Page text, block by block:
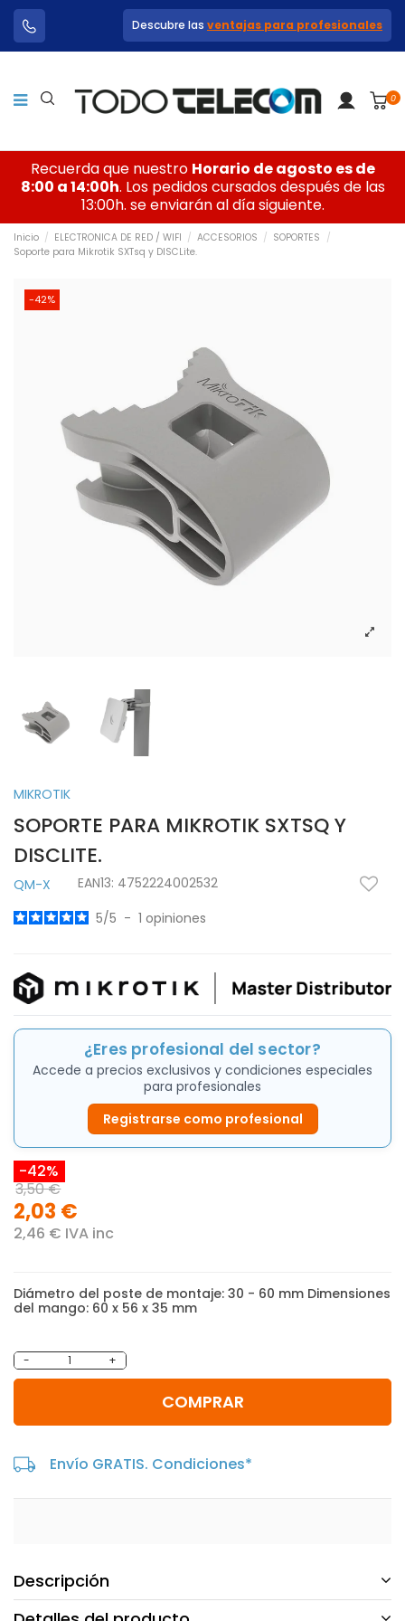
Descubre las ventajas para profesionales
0
Recuerda que nuestro Horario de agosto es de
8:00 a 14:00h. Los pedidos cursados después de las
13:00h. se enviarán al día siguiente.
Inicio ELECTRONICA DE RED / WIFI ACCESORIOS
SOPORTES
Soporte para Mikrotik SXTsq y DISCLite.
-42%
MIKROTIK
SOPORTE PARA MIKROTIK SXTSQ Y
DISCLITE.
QM-X EAN13: 4752224002532
5/5 - 1 opiniones
¿Eres profesional del sector?
Accede a precios exclusivos y condiciones especiales
para profesionales
Registrarse como profesional
-42%
3,50 €
2,03 €
2,46 € IVA inc
Diámetro del poste de montaje: 30 - 60 mm Dimensiones
del mango: 60 x 56 x 35 mm
- +
COMPRAR
Envío GRATIS. Condiciones*
Descripción